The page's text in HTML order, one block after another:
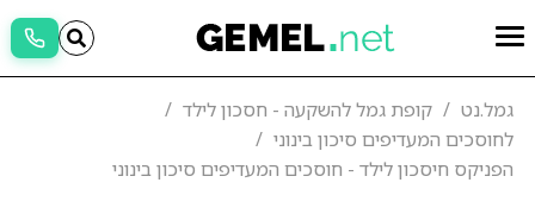
גמל.נט
קופת גמל להשקעה - חסכון לילד
לחוסכים המעדיפים סיכון בינוני
הפניקס חיסכון לילד - חוסכים המעדיפים סיכון בינוני